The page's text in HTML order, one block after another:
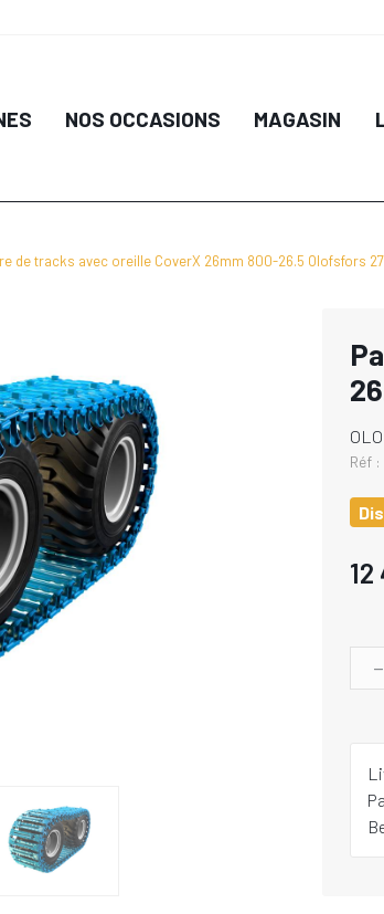
NOS OCCASIONS MAGASIN
de tracks avec oreille CoverX 26mm 800-26.5 Olofsfors
Réf :
-